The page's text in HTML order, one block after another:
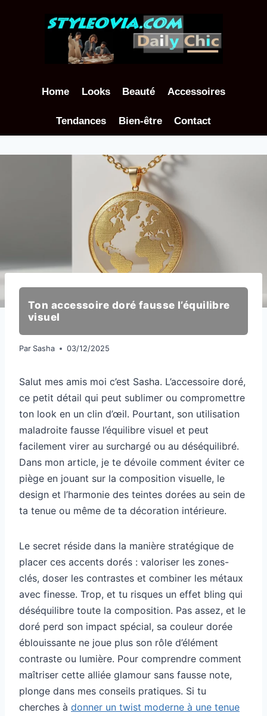
Home Looks Beauté Accessoires
Tendances Bien-être Contact
Ton accessoire doré fausse l’équilibre
visuel
Par Sasha 03/12/2025
Salut mes amis moi c’est Sasha. L’accessoire doré,
ce petit détail qui peut sublimer ou compromettre
ton look en un clin d’œil. Pourtant, son utilisation
maladroite fausse l’équilibre visuel et peut
facilement virer au surchargé ou au déséquilibré.
Dans mon article, je te dévoile comment éviter ce
piège en jouant sur la composition visuelle, le
design et l’harmonie des teintes dorées au sein de
ta tenue ou même de ta décoration intérieure.
Le secret réside dans la manière stratégique de
placer ces accents dorés : valoriser les zones-
clés, doser les contrastes et combiner les métaux
avec finesse. Trop, et tu risques un effet bling qui
déséquilibre toute la composition. Pas assez, et le
doré perd son impact spécial, sa couleur dorée
éblouissante ne joue plus son rôle d’élément
contraste ou lumière. Pour comprendre comment
maîtriser cette alliée glamour sans fausse note,
plonge dans mes conseils pratiques. Si tu
cherches à donner un twist moderne à une tenue